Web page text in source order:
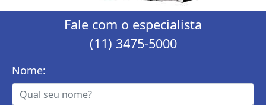
Fale com o especialista
(11) 3475-5000
Nome: